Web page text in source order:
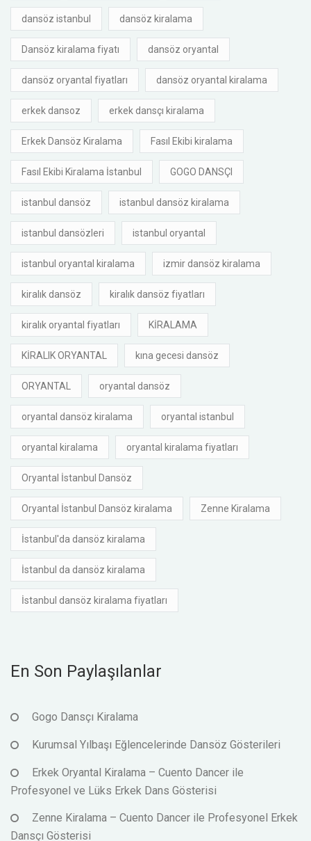
dansöz istanbul dansöz kiralama
Dansöz kiralama fiyatı dansöz oryantal
dansöz oryantal fiyatları dansöz oryantal kiralama
erkek dansoz erkek dansçı kiralama
Erkek Dansöz Kiralama Fasıl Ekibi kiralama
Fasıl Ekibi Kiralama İstanbul GOGO DANSÇI
istanbul dansöz istanbul dansöz kiralama
istanbul dansözleri istanbul oryantal
istanbul oryantal kiralama izmir dansöz kiralama
kiralık dansöz kiralık dansöz fiyatları
kiralık oryantal fiyatları KİRALAMA
KİRALIK ORYANTAL kına gecesi dansöz
ORYANTAL oryantal dansöz
oryantal dansöz kiralama oryantal istanbul
oryantal kiralama oryantal kiralama fiyatları
Oryantal İstanbul Dansöz
Oryantal İstanbul Dansöz kiralama Zenne Kiralama
İstanbul'da dansöz kiralama
İstanbul da dansöz kiralama
İstanbul dansöz kiralama fiyatları
En Son Paylaşılanlar
Gogo Dansçı Kiralama
Kurumsal Yılbaşı Eğlencelerinde Dansöz Gösterileri
Erkek Oryantal Kiralama – Cuento Dancer ile
Profesyonel ve Lüks Erkek Dans Gösterisi
Zenne Kiralama – Cuento Dancer ile Profesyonel Erkek
Dansçı Gösterisi